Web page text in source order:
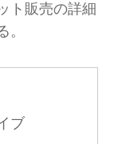
ト販売の詳細
。
ブ